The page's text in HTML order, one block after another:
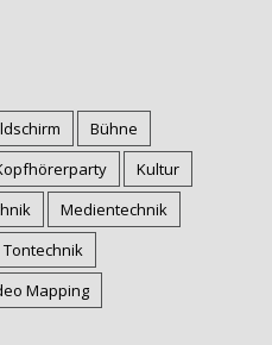
Bühne
Kultur
Medientechnik
Tontechnik
Mapping